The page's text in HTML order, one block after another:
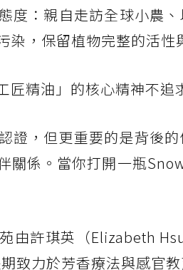
度：親自走訪全球小農
染，保留植物完整的活性
精油」的核心精神不追
證，但更重要的是背後
關係。當你打開一瓶
由許琪英（Elizabeth
致力於芳香療法與感官